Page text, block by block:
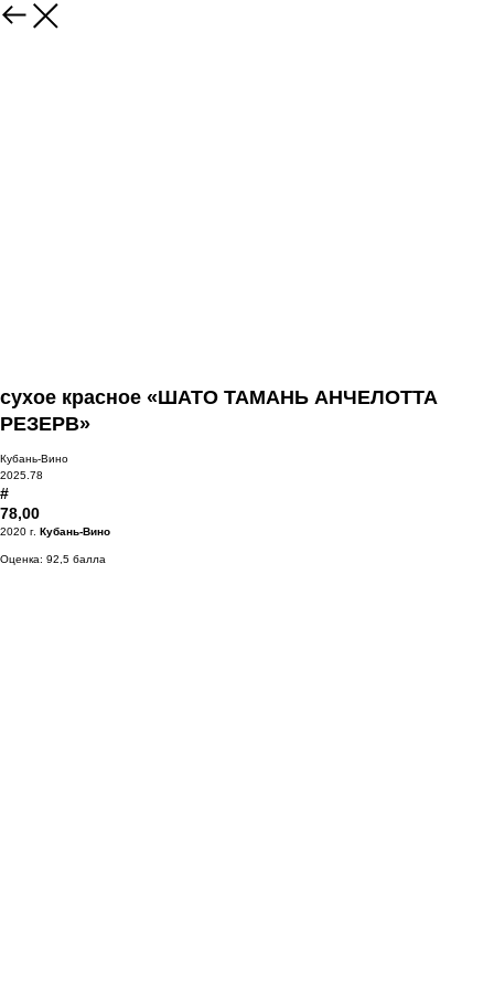
сухое красное «ШАТО ТАМАНЬ АНЧЕЛОТТА
РЕЗЕРВ»
Кубань-Вино
2025.78
#
78,00
2020 г. Кубань-Вино
Оценка: 92,5 балла